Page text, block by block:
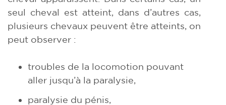
seul cheval est atteint, dans d’autres cas,
plusieurs chevaux peuvent être atteints, on
peut observer :
troubles de la locomotion pouvant
aller jusqu’à la paralysie,
paralysie du pénis,